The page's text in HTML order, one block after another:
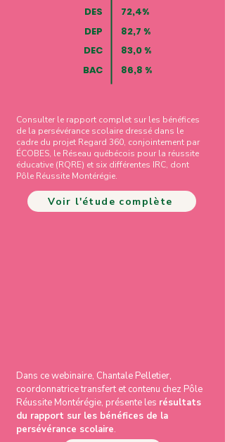
DES
72,4%
DEP
82,7 %
DEC
83,0 %
BAC
86,8 %
Consulter le rapport complet sur les bénéfices
de la persévérance scolaire dressé dans le
cadre du projet Regard 360, conjointement par
ÉCOBES, le Réseau québécois pour la réussite
éducative (RQRE) et six différentes IRC, dont
Pôle Réussite Montérégie.
Voir l'étude complète
Dans ce webinaire, Chantale Pelletier,
coordonnatrice transfert et contenu chez Pôle
Réussite Montérégie, présente les résultats
du rapport sur les bénéfices de la
persévérance scolaire.